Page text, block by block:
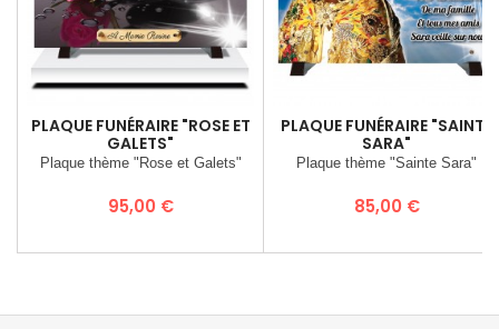
PLAQUE FUNÉRAIRE "ROSE ET
GALETS"
Plaque thème "Rose et Galets"
Prix
95,00 €
PLAQUE FUNÉRAIRE "SAINTE
SARA"
Plaque thème "Sainte Sara"
Prix
85,00 €